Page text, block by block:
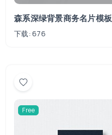
森系深绿背景商务名片模板
下载: 676
Free